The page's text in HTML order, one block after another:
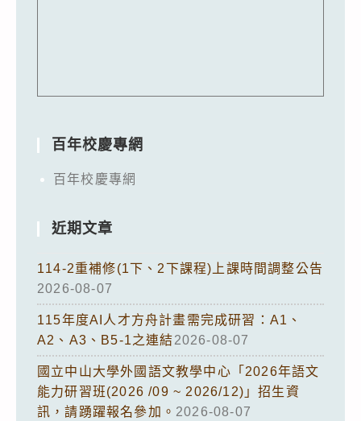
百年校慶專網
百年校慶專網
近期文章
114-2重補修(1下、2下課程)上課時間調整公告
2026-08-07
115年度AI人才方舟計畫需完成研習：A1、
A2、A3、B5-1之連結2026-08-07
國立中山大學外國語文教學中心「2026年語文
能力研習班(2026 /09 ~ 2026/12)」招生資
訊，請踴躍報名參加。 2026-08-07